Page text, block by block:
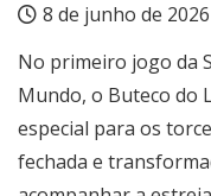
8 de junho de 2026
No primeiro jogo da
Mundo, o Buteco do
especial para os
fechada e